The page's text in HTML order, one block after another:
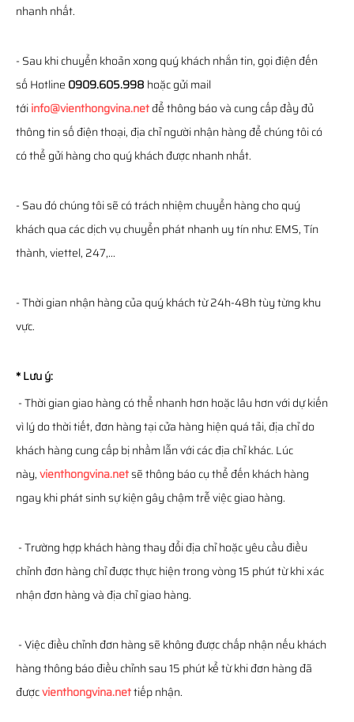
nhanh nhất.
- Sau khi chuyển khoản xong quý khách nhắn tin, gọi điện đến
số Hotline 0909.605.998 hoặc gửi mail
tớiinfo@vienthongvina.netđể thông báo và cung cấp đầy đủ
thông tin số điện thoại, địa chỉ người nhận hàng để chúng tôi có
có thể gửi hàng cho quý khách được nhanh nhất.
- Sau đó chúng tôi sẽ có trách nhiệm chuyển hàng cho quý
khách qua các dịch vụ chuyển phát nhanh uy tín như: EMS, Tín
thành, viettel, 247,...
- Thời gian nhận hàng của quý khách từ 24h-48h tùy từng khu
vực.
* Lưu ý:
- Thời gian giao hàng có thể nhanh hơn hoặc lâu hơn với dự kiến
vì lý do thời tiết, đơn hàng tại cửa hàng hiện quá tải, địa chỉ do
khách hàng cung cấp bị nhầm lẫn với các địa chỉ khác. Lúc
này,vienthongvina.netsẽ thông báo cụ thể đến khách hàng
ngay khi phát sinh sự kiện gây chậm trễ việc giao hàng.
- Trường hợp khách hàng thay đổi địa chỉ hoặc yêu cầu điều
chỉnh đơn hàng chỉ được thực hiện trong vòng 15 phút từ khi xác
nhận đơn hàng và địa chỉ giao hàng.
- Việc điều chỉnh đơn hàng sẽ không được chấp nhận nếu khách
hàng thông báo điều chỉnh sau 15 phút kể từ khi đơn hàng đã
đượcvienthongvina.nettiếp nhận.